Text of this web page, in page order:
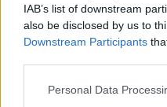
IAB’s list of downstream
also be disclosed by us to
Downstream Participants
Personal Data
LABERINTO ESPAÑOL
Villarejo se jacta